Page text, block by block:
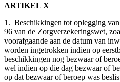
ARTIKEL X
1. Beschikkingen tot oplegging
96 van de Zorgverzekeringswet,
voorafgaande aan de datum van
worden ingetrokken indien op
beschikkingen nog bezwaar of
wel indien op die dag bezwaar of
op dat bezwaar of beroep was